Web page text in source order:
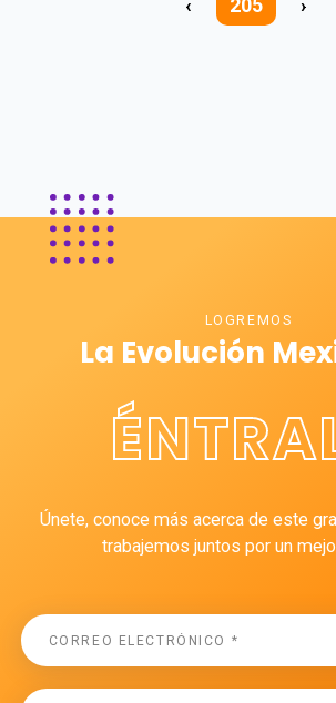
‹ 205 ›
LOGREMOS
La Evolución
Únete, conoce más acerca de este
trabajemos juntos por un